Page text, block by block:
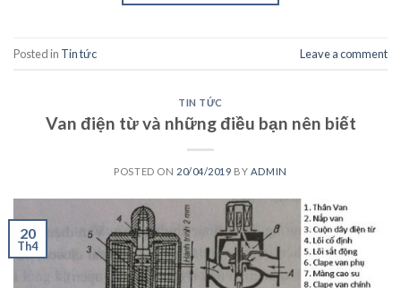
Posted in Tin tức Leave a comment
TIN TỨC
Van điện từ và những điều bạn nên biết
POSTED ON 20/04/2019 BY ADMIN
20
Th4